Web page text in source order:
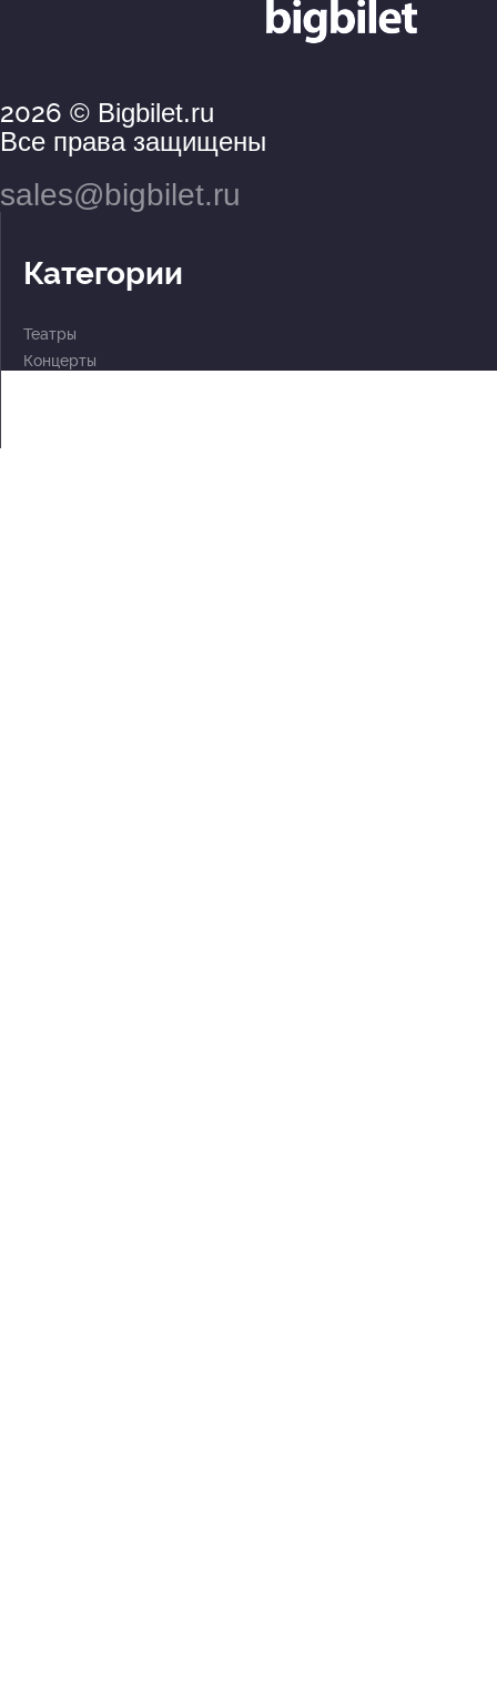
2026 © Bigbilet.ru
Все права защищены
sales@bigbilet.ru
Категории
Театры
Концерты